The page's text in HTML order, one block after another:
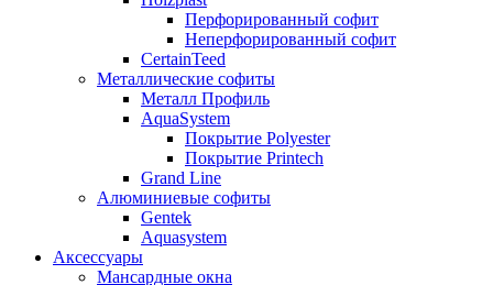
Перфорированный софит
Неперфорированный софит
CertainTeed
Металлические софиты
Металл Профиль
AquaSystem
Покрытие Polyester
Покрытие Printech
Grand Line
Алюминиевые софиты
Gentek
Aquasystem
Аксессуары
Мансардные окна